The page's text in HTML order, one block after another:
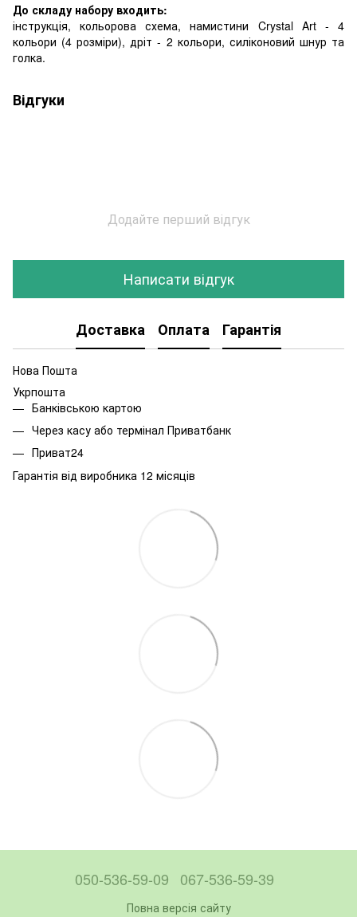
До складу набору входить:
інструкція, кольорова схема, намистини Crystal Art - 4
кольори (4 розміри), дріт - 2 кольори, силіконовий шнур та
голка.
Відгуки
Додайте перший відгук
Написати відгук
Доставка Оплата Гарантія
Нова Пошта
Укрпошта
Банківською картою
Через касу або термінал Приватбанк
Приват24
Гарантія від виробника 12 місяців
050-536-59-09 067-536-59-39
Повна версія сайту